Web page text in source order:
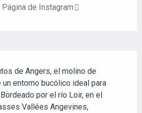
Página de Instagram
de Angers, el molino de
entorno bucólico ideal para
por el río Loir, en el
Vallées Angevines,